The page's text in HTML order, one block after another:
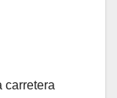
carretera